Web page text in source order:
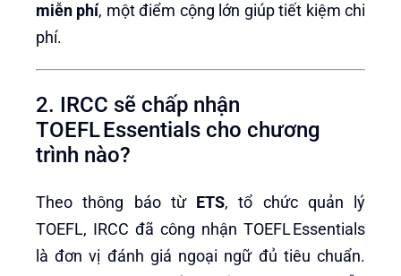
miễn phí, một điểm cộng lớn giúp tiết kiệm chi
phí.
2. IRCC sẽ chấp nhận
TOEFL Essentials cho chương
trình nào?
Theo thông báo từ ETS, tổ chức quản lý
TOEFL, IRCC đã công nhận TOEFL Essentials
là đơn vị đánh giá ngoại ngữ đủ tiêu chuẩn.